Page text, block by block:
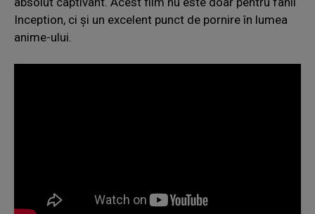
Inception, ci și un excelent punct de pornire în lumea
anime-ului.